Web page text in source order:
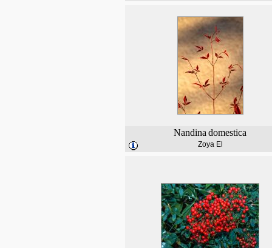
Nandina domestica
Zoya El